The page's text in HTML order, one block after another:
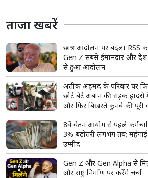
ताजा खबरें
छात्र आंदोलन पर बदला RSS
Gen Z सबसे ईमानदार और
से हुआ आंदोलन
अतीक अहमद के परिवार पर
छोटे बेटे अबान की सड़क हादसे
और फिर बिखरते कुनबे की पूरी
8वें वेतन आयोग से पहले
3% बढ़ोतरी लगभग तय;
उम्मीद
Gen Z और Gen Alpha से
और राष्ट्र निर्माण पर करेंगे चर्चा